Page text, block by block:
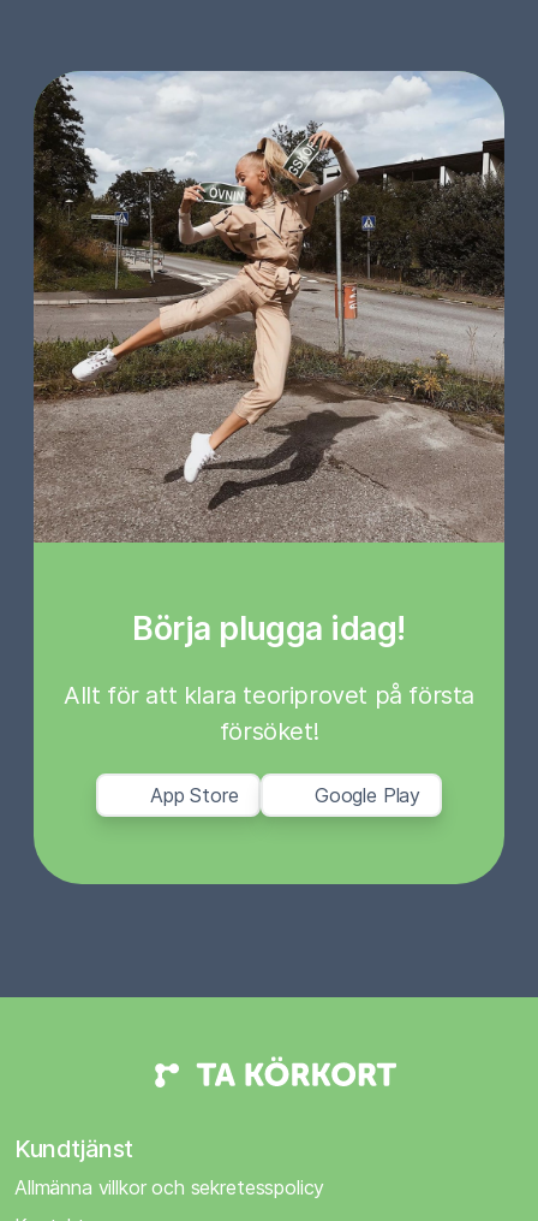
Börja plugga idag!
Allt för att klara teoriprovet på första
försöket!
App Store Google Play
Kundtjänst
Allmänna villkor och sekretesspolicy